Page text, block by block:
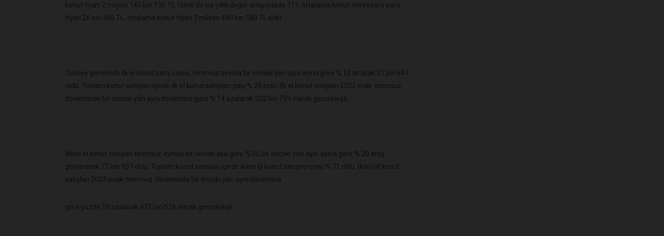
konut fiyatı 2 milyon 145 bin 130 TL. İzmir’de ise yıllık değer artışı yüzde 111, ortalama konut metrekare satış
fiyatı 26 bin 466 TL, ortalama konut fiyatı 3 milyon 440 bin 580 TL oldu.
Türkiye genelinde ilk el konut satış sayısı, temmuz ayında bir önceki yılın aynı ayına göre % 10 artarak 31 bin 641
oldu. Toplam konut satışları içinde ilk el konut satışının payı % 29 oldu. İlk el konut satışları 2023 ocak-temmuz
döneminde bir önceki yılın aynı dönemine göre % 14 azalarak 202 bin 799 olarak gerçekleşti.
İkinci el konut satışları temmuz ayında bir önceki aya göre %35, bir önceki yılın aynı ayına göre % 20 artış
göstererek 77 bin 907 oldu. Toplam konut satışları içinde ikinci el konut satışının payı % 71 oldu. İkinci el konut
satışları 2023 ocak-temmuz döneminde bir önceki yılın aynı dönemine
göre yüzde 19 azalarak 472 bin 528 olarak gerçekleşti.